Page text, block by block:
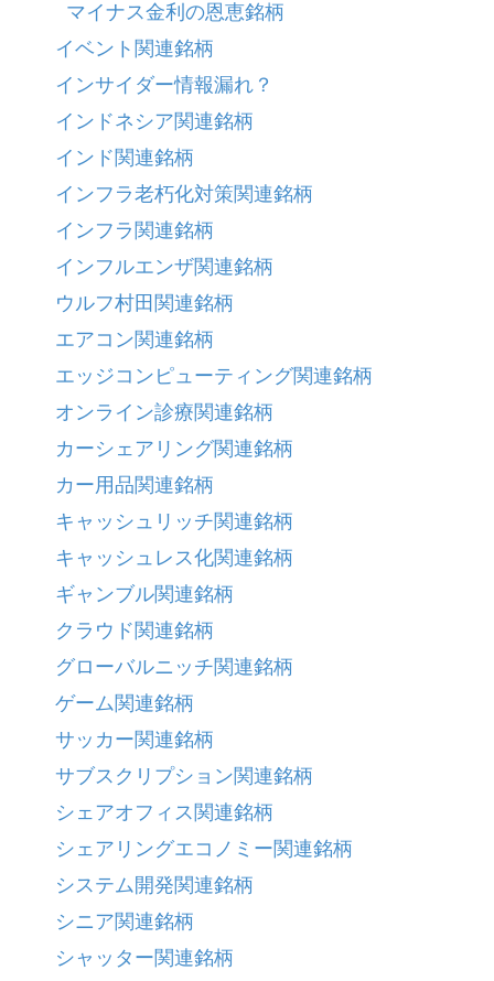
マイナス金利の恩恵銘柄
イベント関連銘柄
インサイダー情報漏れ？
インドネシア関連銘柄
インド関連銘柄
インフラ老朽化対策関連銘柄
インフラ関連銘柄
インフルエンザ関連銘柄
ウルフ村田関連銘柄
エアコン関連銘柄
エッジコンピューティング関連銘柄
オンライン診療関連銘柄
カーシェアリング関連銘柄
カー用品関連銘柄
キャッシュリッチ関連銘柄
キャッシュレス化関連銘柄
ギャンブル関連銘柄
クラウド関連銘柄
グローバルニッチ関連銘柄
ゲーム関連銘柄
サッカー関連銘柄
サブスクリプション関連銘柄
シェアオフィス関連銘柄
シェアリングエコノミー関連銘柄
システム開発関連銘柄
シニア関連銘柄
シャッター関連銘柄